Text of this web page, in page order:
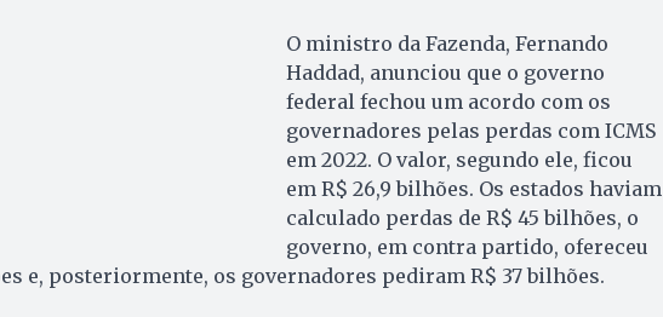
O ministro da Fazenda, Fernando
Haddad, anunciou que o governo
federal fechou um acordo com os
governadores pelas perdas com ICMS
em 2022. O valor, segundo ele, ficou
em R$ 26,9 bilhões. Os estados haviam
calculado perdas de R$ 45 bilhões, o
governo, em contra partido, ofereceu
e, posteriormente, os governadores pediram R$ 37 bilhões.